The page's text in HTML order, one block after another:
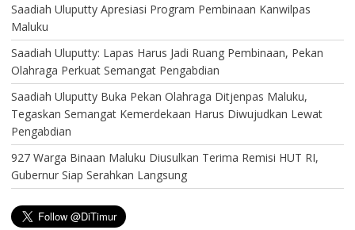
Saadiah Uluputty Apresiasi Program Pembinaan Kanwilpas
Maluku
Saadiah Uluputty: Lapas Harus Jadi Ruang Pembinaan, Pekan
Olahraga Perkuat Semangat Pengabdian
Saadiah Uluputty Buka Pekan Olahraga Ditjenpas Maluku,
Tegaskan Semangat Kemerdekaan Harus Diwujudkan Lewat
Pengabdian
927 Warga Binaan Maluku Diusulkan Terima Remisi HUT RI,
Gubernur Siap Serahkan Langsung